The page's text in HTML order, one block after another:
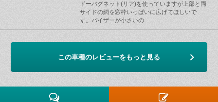
ドーバグネット(リア)を使っていますが上部と両
サイドの網を窓枠いっぱいに広げてほしいで
す。バイザーが小さいの...
この車種のレビューをもっと見る